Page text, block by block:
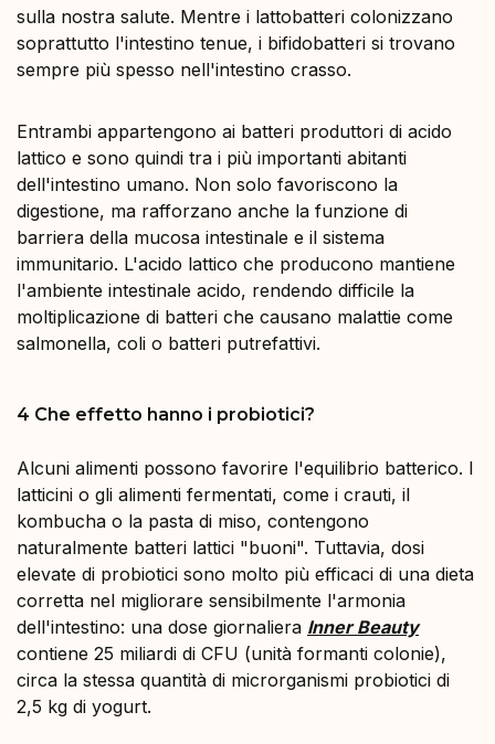
sulla nostra salute. Mentre i lattobatteri colonizzano
soprattutto l'intestino tenue, i bifidobatteri si trovano
sempre più spesso nell'intestino crasso.
Entrambi appartengono ai batteri produttori di acido
lattico e sono quindi tra i più importanti abitanti
dell'intestino umano. Non solo favoriscono la
digestione, ma rafforzano anche la funzione di
barriera della mucosa intestinale e il sistema
immunitario. L'acido lattico che producono mantiene
l'ambiente intestinale acido, rendendo difficile la
moltiplicazione di batteri che causano malattie come
salmonella, coli o batteri putrefattivi.
4 Che effetto hanno i probiotici?
Alcuni alimenti possono favorire l'equilibrio batterico. I
latticini o gli alimenti fermentati, come i crauti, il
kombucha o la pasta di miso, contengono
naturalmente batteri lattici "buoni". Tuttavia, dosi
elevate di probiotici sono molto più efficaci di una dieta
corretta nel migliorare sensibilmente l'armonia
dell'intestino: una dose giornaliera Inner Beauty
contiene 25 miliardi di CFU (unità formanti colonie),
circa la stessa quantità di microrganismi probiotici di
2,5 kg di yogurt.